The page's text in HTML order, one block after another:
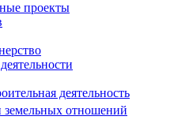
проекты
деятельность
земельных отношений